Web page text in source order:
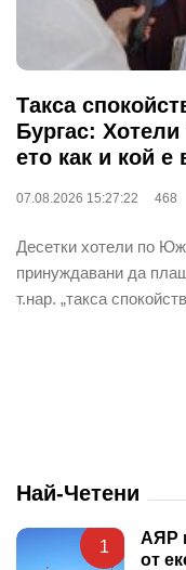
Такса
Бургас:
ето как и кой е
07.08.2026 15:27:22 468
Десетки хотели по
принуждавани да
т.нар. „такса
Най-Четени
1
АЯР
от